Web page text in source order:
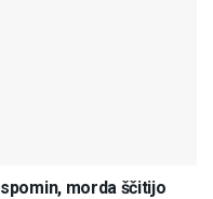
morda ščitijo